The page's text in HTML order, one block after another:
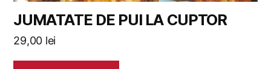
JUMATATE DE PUI LA CUPTOR
29,00 lei